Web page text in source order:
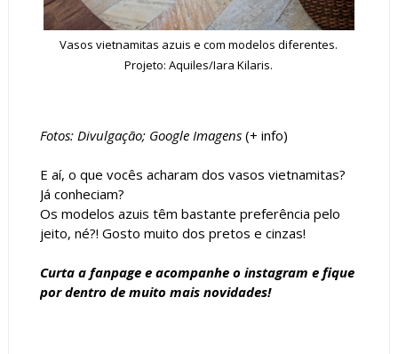
Vasos vietnamitas azuis e com modelos diferentes.
Projeto: Aquiles/Iara Kilaris.
Fotos: Divulgação; Google Imagens(+ info)
E aí, o que vocês acharam dos vasos vietnamitas?
Já conheciam?
Os modelos azuis têm bastante preferência pelo
jeito, né?! Gosto muito dos pretos e cinzas!
Curta a fanpagee acompanhe o instagram e fique
por dentro de muito mais novidades!